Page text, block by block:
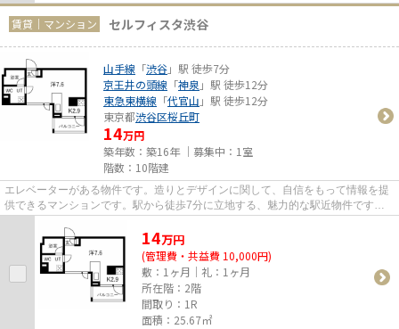
賃貸｜マンション セルフィスタ渋谷
山手線 「渋谷」駅 徒歩7分
京王井の頭線 「神泉 」駅 徒歩12分
東急東横線 「代官山 」駅 徒歩12分
東京都渋谷区桜丘町
14万円
築年数：築16年 ｜募集中： 1室
階数：10階建
エレベーターがある物件です。造りとデザインに関して、自信をもって情報を提
供できるマンションです。駅から徒歩7分に立地する、魅力的な駅近物件です。
14万円
(管理費・共益費 10,000円)
敷：1ヶ月｜礼：1ヶ月
所在階：2階
間取り：1R
面積：25.67㎡